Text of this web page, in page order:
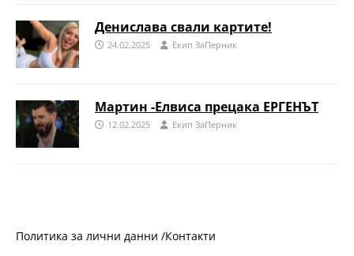
Денислава свали картите!
24.02.2025 Eкип ЗаПерник
Мартин -Елвиса прецака ЕРГЕНЪТ
12.02.2025 Eкип ЗаПерник
Политика за лични данни /Контакти